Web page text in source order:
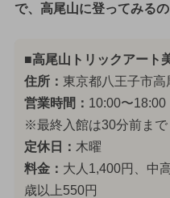
で、高尾山に登ってみる
■高尾山トリックアート
住所： 東京都八王子市高
営業時間： 10:00〜18:00
※最終入館は30分前まで
定休日： 木曜
料金： 大人1,400円、中
歳以上550円